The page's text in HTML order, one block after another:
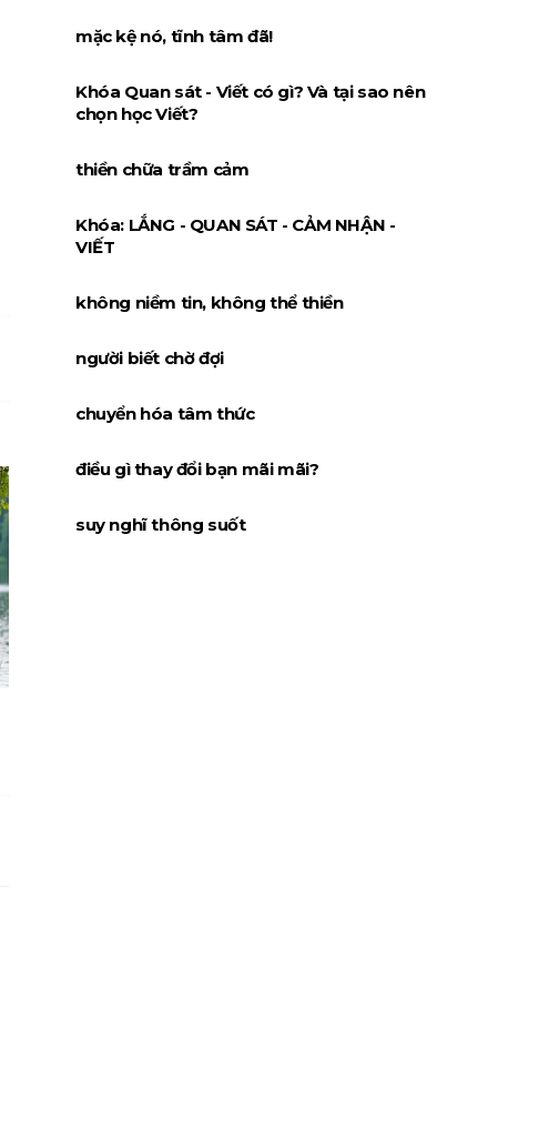
mặc kệ nó, tĩnh tâm đã!
Khóa Quan sát - Viết có gì? Và tại sao nên
chọn học Viết?
thiền chữa trầm cảm
Khóa: LẮNG - QUAN SÁT - CẢM NHẬN -
VIẾT
không niềm tin, không thể thiền
người biết chờ đợi
chuyển hóa tâm thức
điều gì thay đổi bạn mãi mãi?
suy nghĩ thông suốt